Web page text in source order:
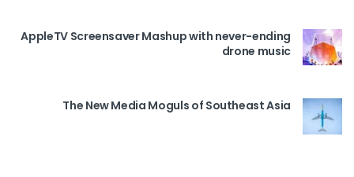
AppleTV Screensaver Mashup with never-ending
drone music
The New Media Moguls of Southeast Asia